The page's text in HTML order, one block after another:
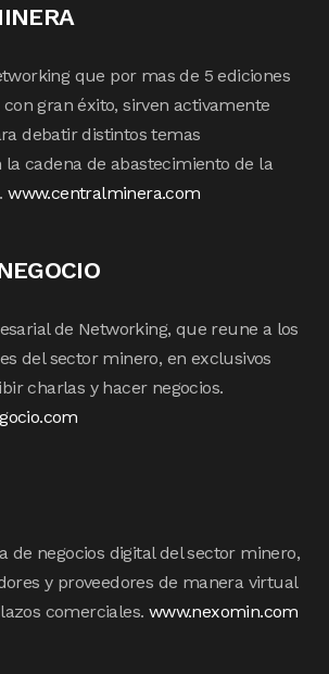
que por mas de 5 ediciones
gran éxito, sirven activamente
debatir distintos temas
la cadena de abastecimiento de la
www.centralminera.com
de Networking, que reune a los
del sector minero, en exclusivos
charlas y hacer negocios.
de negocios digital del sector minero,
y proveedores de manera virtual
comerciales. www.nexomin.com